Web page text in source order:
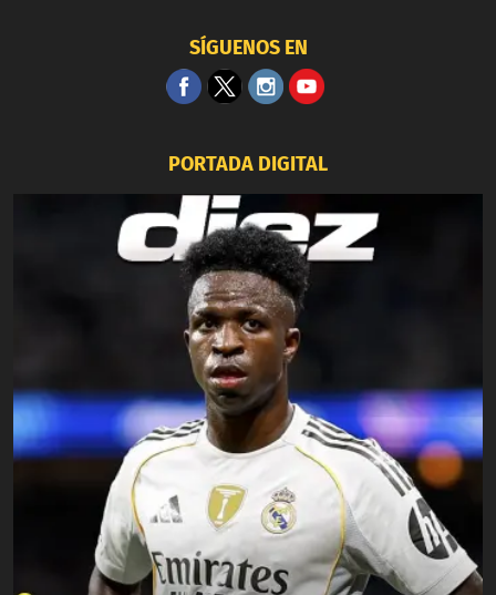
SÍGUENOS EN
PORTADA DIGITAL